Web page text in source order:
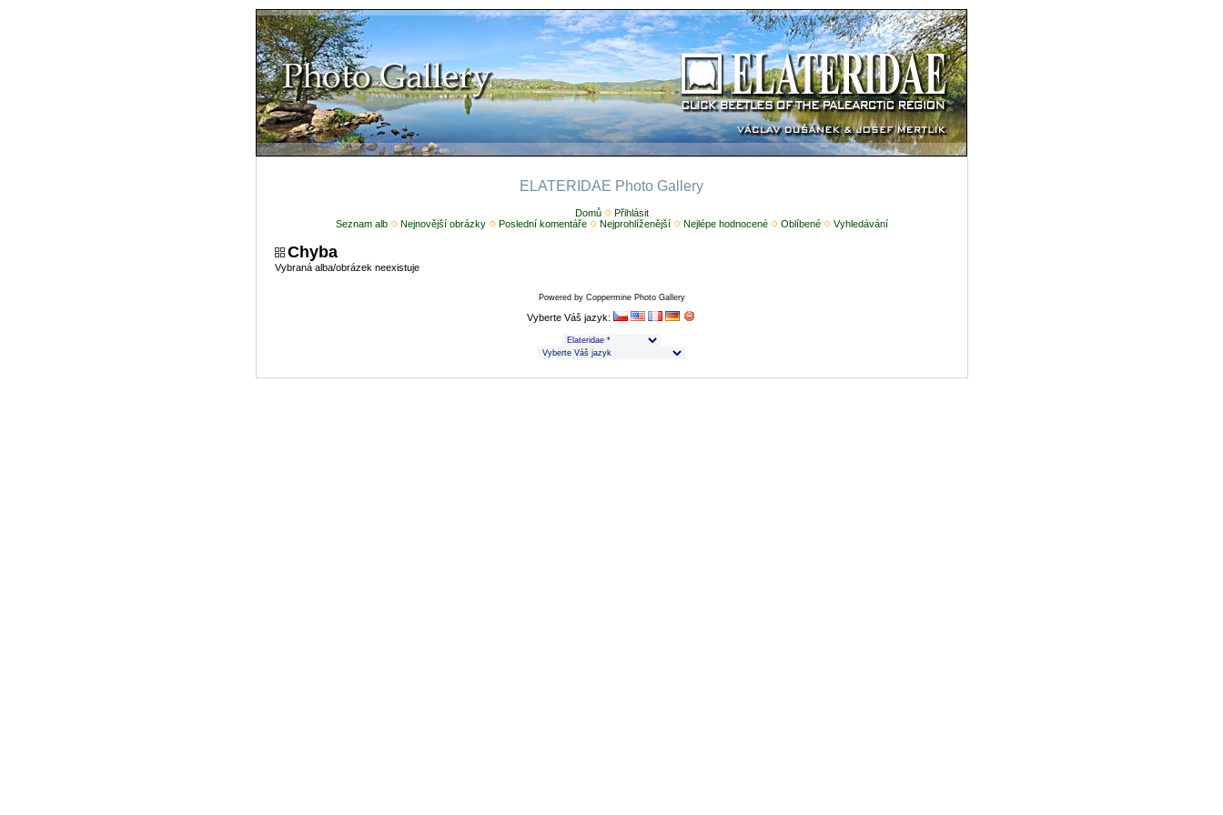
ELATERIDAE Photo Gallery
Domů
Přihlásit
Seznam alb
Nejnovější obrázky Poslední komentáře Nejprohlíženější Nejlépe hodnocené Oblíbené Vyhledávání
Chyba
Vybraná alba/obrázek neexistuje
Powered by Coppermine Photo Gallery
Vyberte Váš jazyk: